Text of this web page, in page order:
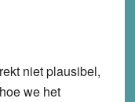
niet plausibel,
we het